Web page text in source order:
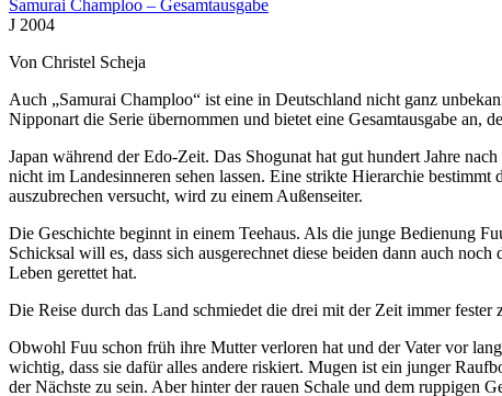
Samurai Champloo – Gesamtausgabe
J 2004
Von Christel Scheja
Auch „Samurai Champloo“ ist eine in Deutschland nicht ganz
Nipponart die Serie übernommen und bietet eine Gesamtausgabe
Japan während der Edo-Zeit. Das Shogunat hat gut hundert Jahre
nicht im Landesinneren sehen lassen. Eine strikte Hierarchie
auszubrechen versucht, wird zu einem Außenseiter.
Die Geschichte beginnt in einem Teehaus. Als die junge Bedienung
Schicksal will es, dass sich ausgerechnet diese beiden dann auch
Leben gerettet hat.
Die Reise durch das Land schmiedet die drei mit der Zeit immer
Obwohl Fuu schon früh ihre Mutter verloren hat und der Vater vor
wichtig, dass sie dafür alles andere riskiert. Mugen ist ein junger
der Nächste zu sein. Aber hinter der rauen Schale und dem ruppigen